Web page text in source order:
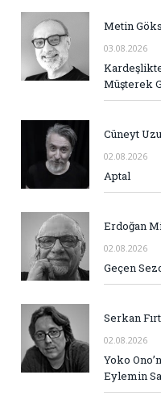
Metin
03.08.2026
Müşterek
Cüneyt
02.08.2026
Aptal
Erdoğan
02.08.2026
Geçen
Serkan
02.08.2026
Yoko
Eylemin